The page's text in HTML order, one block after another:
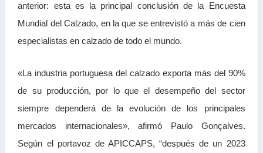
anterior: esta es la principal conclusión de la Encuesta
Mundial del Calzado, en la que se entrevistó a más de cien
especialistas en calzado de todo el mundo.
«La industria portuguesa del calzado exporta más del 90%
de su producción, por lo que el desempeño del sector
siempre dependerá de la evolución de los principales
mercados internacionales», afirmó Paulo Gonçalves.
Según el portavoz de APICCAPS, “después de un 2023